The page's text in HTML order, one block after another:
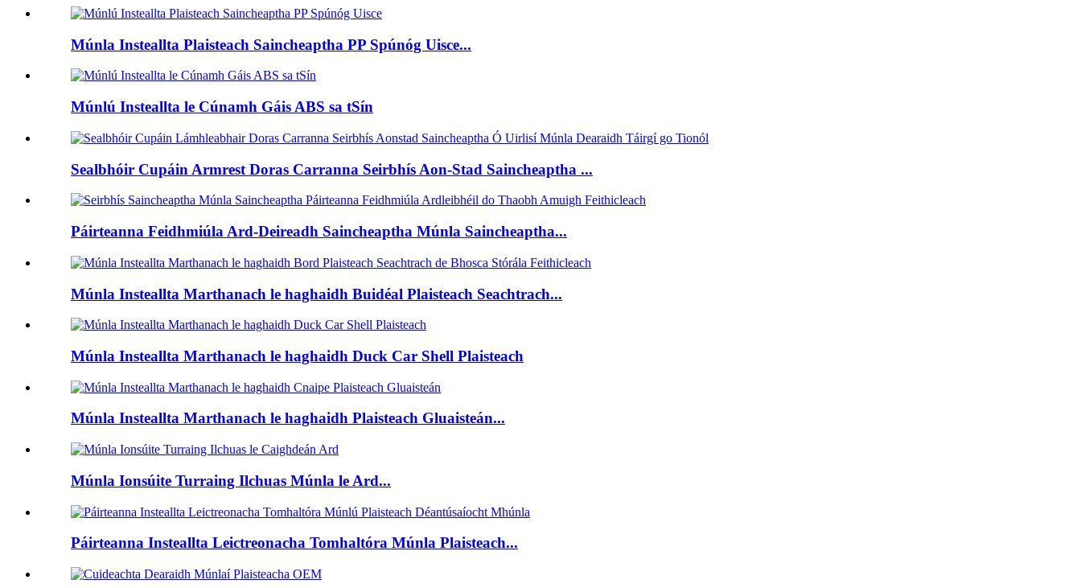
Múnla Insteallta Plaisteach Saincheaptha PP Spúnóg Uisce...
Múnlú Insteallta le Cúnamh Gáis ABS sa tSín
Sealbhóir Cupáin Armrest Doras Carranna Seirbhís Aon-Stad Saincheaptha ...
Páirteanna Feidhmiúla Ard-Deireadh Saincheaptha Múnla Saincheaptha...
Múnla Insteallta Marthanach le haghaidh Buidéal Plaisteach Seachtrach...
Múnla Insteallta Marthanach le haghaidh Duck Car Shell Plaisteach
Múnla Insteallta Marthanach le haghaidh Plaisteach Gluaisteán...
Múnla Ionsúite Turraing Ilchuas Múnla le Ard...
Páirteanna Insteallta Leictreonacha Tomhaltóra Múnla Plaisteach...